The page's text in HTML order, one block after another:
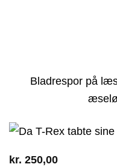
Bladrespor på
kr. 250,00